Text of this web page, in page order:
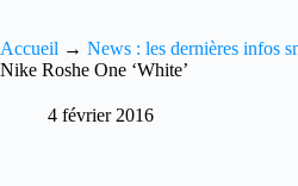
Accueil → News : les dernières infos
Nike Roshe One ‘White’
4 février 2016